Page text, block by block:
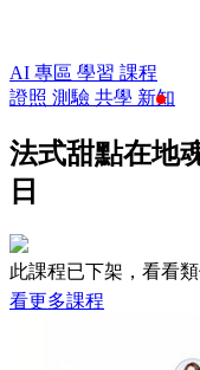
AI 專區 學習 課程
證照 測驗 共學 新知
法式甜點在地
日
此課程已下架，看看
看更多課程